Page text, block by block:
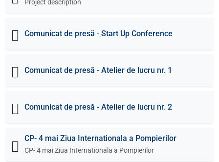
Project description
Comunicat de presă - Start Up Conference
Comunicat de presă - Atelier de lucru nr. 1
Comunicat de presă - Atelier de lucru nr. 2
CP- 4 mai Ziua Internationala a Pompierilor
CP- 4 mai Ziua Internationala a Pompierilor